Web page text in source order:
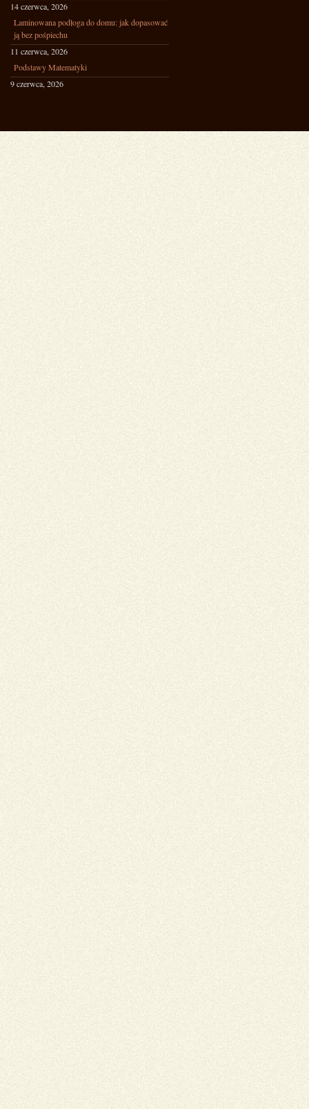
14 czerwca, 2026
Laminowana podłoga do domu: jak dopasować
ją bez pośpiechu
11 czerwca, 2026
Podstawy Matematyki
9 czerwca, 2026